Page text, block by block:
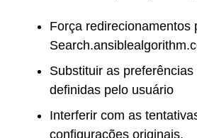
Força redirecionamentos
Substituir as
definidas pelo usuário
Interferir com as
configurações originais.